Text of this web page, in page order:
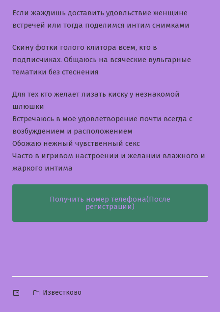
Если жаждишь доставить удовльствие женщине
встречей или тогда поделимся интим снимками
Скину фотки голого клитора всем, кто в
подписчиках. Общаюсь на всяческие вульгарные
тематики без стеснения
Для тех кто желает лизать киску у незнакомой
шлюшки
Встречаюсь в моё удовлетворение почти всегда с
возбуждением и расположением
Обожаю нежный чувственный секс
Часто в игривом настроении и желании влажного и
жаркого интима
Получить номер телефона(После
регистрации)
Опубликовано
Известково